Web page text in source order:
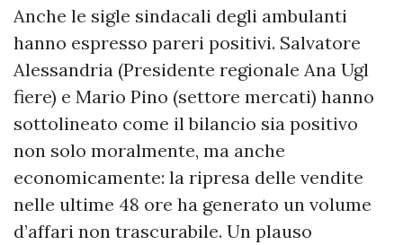
Anche le sigle sindacali degli ambulanti
hanno espresso pareri positivi. Salvatore
Alessandria (Presidente regionale Ana Ugl
fiere) e Mario Pino (settore mercati) hanno
sottolineato come il bilancio sia positivo
non solo moralmente, ma anche
economicamente: la ripresa delle vendite
nelle ultime 48 ore ha generato un volume
d’affari non trascurabile. Un plauso